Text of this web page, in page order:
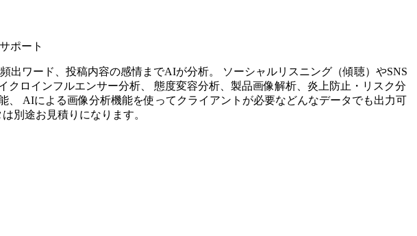
ポート
出ワード、投稿内容の感情までAIが分析。 ソーシャルリスニング（傾聴）やSNS
ロインフルエンサー分析、 態度変容分析、製品画像解析、炎上防止・リスク分
AIによる画像分析機能を使ってクライアントが必要などんなデータでも出力可
別途お見積りになります。